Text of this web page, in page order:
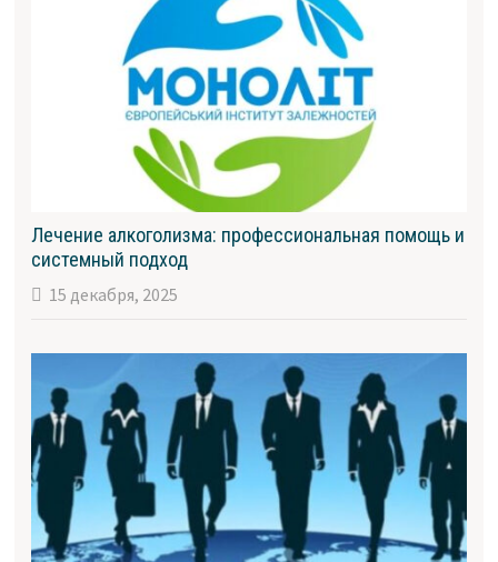
Лечение алкоголизма: профессиональная помощь и
системный подход
15 декабря, 2025